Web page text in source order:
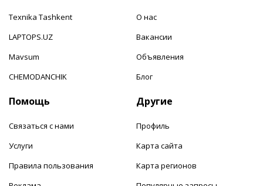
Texnika Tashkent
LAPTOPS.UZ
Mavsum
CHEMODANCHIK
О нас
Вакансии
Объявления
Блог
Помощь
Связаться с нами
Услуги
Правила пользования
Другие
Профиль
Карта сайта
Карта регионов